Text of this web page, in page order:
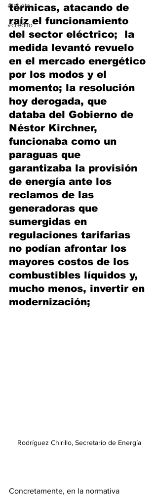
#tarjeta
#credito
térmicas, atacando de
raíz el funcionamiento
del sector eléctrico;  la
medida levantó revuelo
en el mercado energético
por los modos y el
momento; la resolución
hoy derogada, que
databa del Gobierno de
Néstor Kirchner,
funcionaba como un
paraguas que
garantizaba la provisión
de energía ante los
reclamos de las
generadoras que
sumergidas en
regulaciones tarifarias
no podían afrontar los
mayores costos de los
combustibles líquidos y,
mucho menos, invertir en
modernización;
Rodríguez Chirillo, Secretario de Energía
Concretamente, en la normativa